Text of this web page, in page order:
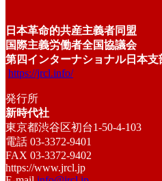
日本革命的共産主義者同盟
国際主義労働者全国協議会
第四インターナショナル日本支
https://jrcl.info/
発行所
新時代社
東京都渋谷区初台1-50-4-103
電話 03-3372-9401
FAX 03-3372-9402
https://www.jrcl.jp